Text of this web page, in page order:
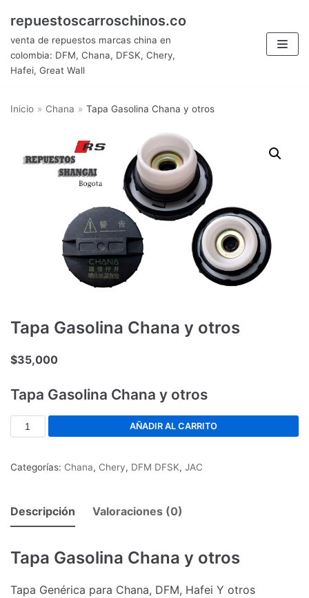
Saltar
contenido
repuestoscarroschinos.co
venta de repuestos marcas china en
colombia: DFM, Chana, DFSK, Chery,
Hafei, Great Wall
Inicio » Chana » Tapa Gasolina Chana y otros
Tapa Gasolina Chana y otros
$35,000
Tapa Gasolina Chana y otros
AÑADIR AL CARRITO
Categorías: Chana, Chery, DFM DFSK, JAC
Descripción Valoraciones (0)
Tapa Gasolina Chana y otros
Tapa Genérica para Chana, DFM, Hafei Y otros